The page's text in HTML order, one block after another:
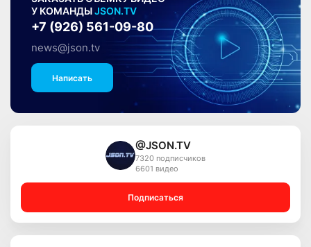
У КОМАНДЫJSON.TV
+7 (926) 561-09-80
news@json.tv
Написать
@JSON.TV
7320 подписчиков
6601 видео
Подписаться